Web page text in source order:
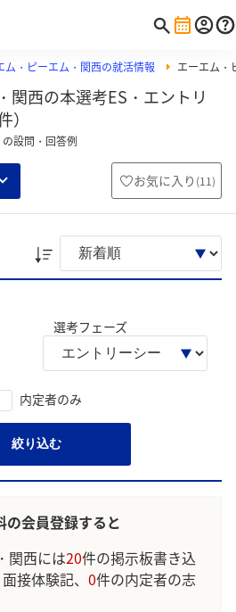
ム・ピーエム・関西の就活情報 エーエム・
関西の本選考ES・エントリ
設問・回答例
お気に入り (11)
選考フェーズ
内定者のみ
絞り込む
の会員登録すると
関西には20件の掲示板書き込
接体験記、 0件の内定者の志